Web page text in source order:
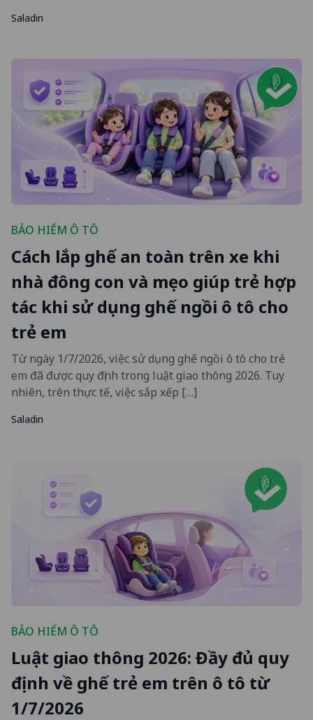
Saladin
BẢO HIỂM Ô TÔ
Cách lắp ghế an toàn trên xe khi
nhà đông con và mẹo giúp trẻ hợp
tác khi sử dụng ghế ngồi ô tô cho
trẻ em
Từ ngày 1/7/2026, việc sử dụng ghế ngồi ô tô cho trẻ
em đã được quy định trong luật giao thông 2026. Tuy
nhiên, trên thực tế, việc sắp xếp […]
Saladin
BẢO HIỂM Ô TÔ
Luật giao thông 2026: Đầy đủ quy
định về ghế trẻ em trên ô tô từ
1/7/2026